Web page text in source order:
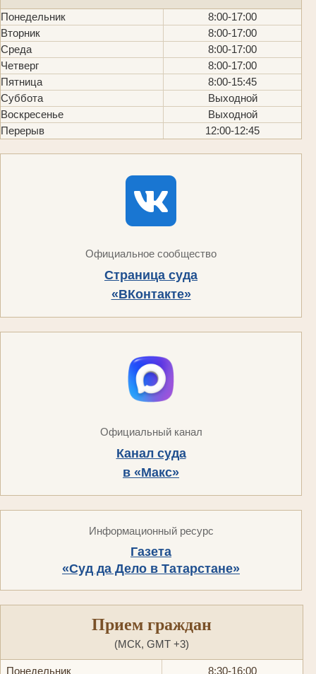
Понедельник
8:00-17:00
Вторник
8:00-17:00
Среда
8:00-17:00
Четверг
8:00-17:00
Пятница
8:00-15:45
Суббота
Выходной
Воскресенье
Выходной
Перерыв
12:00-12:45
Официальное сообщество
Страница суда
«ВКонтакте»
Официальный канал
Канал суда
в «Макс»
Информационный ресурс
Газета
«Суд да Дело в Татарстане»
Прием граждан
(МСК, GMT +3)
Понедельник
8:30-16:00